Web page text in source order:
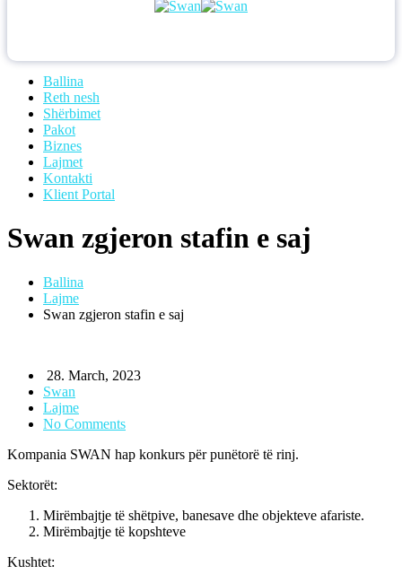
Ballina
Reth nesh
Shërbimet
Pakot
Biznes
Lajmet
Kontakti
Klient Portal
Swan zgjeron stafin e saj
Ballina
Lajme
Swan zgjeron stafin e saj
28. March, 2023
Swan
Lajme
No Comments
Kompania SWAN hap konkurs për punëtorë të rinj.
Sektorët:
Mirëmbajtje të shëtpive, banesave dhe objekteve afariste.
Mirëmbajtje të kopshteve
Kushtet: